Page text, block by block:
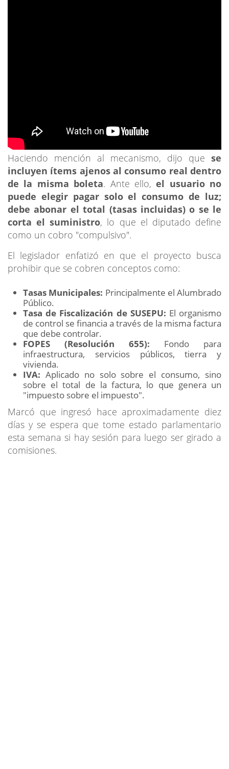
Haciendo mención al mecanismo, dijo que se
incluyen ítems ajenos al consumo real dentro
de la misma boleta. Ante ello,el usuario no
puede elegir pagar solo el consumo de luz;
debe abonar el total (tasas incluidas) o se le
corta el suministro, lo que el diputado define
como un cobro "compulsivo".
El legislador enfatizó en que el proyecto busca
prohibir que se cobren conceptos como:
Tasas Municipales: Principalmente el Alumbrado
Público.
Tasa de Fiscalización de SUSEPU: El organismo
de control se financia a través de la misma factura
que debe controlar.
FOPES (Resolución 655): Fondo para
infraestructura, servicios públicos, tierra y
vivienda.
IVA: Aplicado no solo sobre el consumo, sino
sobre el total de la factura, lo que genera un
"impuesto sobre el impuesto".
Marcó que ingresó hace aproximadamente diez
días y se espera que tome estado parlamentario
esta semana si hay sesión para luego ser girado a
comisiones.